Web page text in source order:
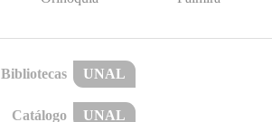
Bibliotecas UNAL
Catálogo UNAL